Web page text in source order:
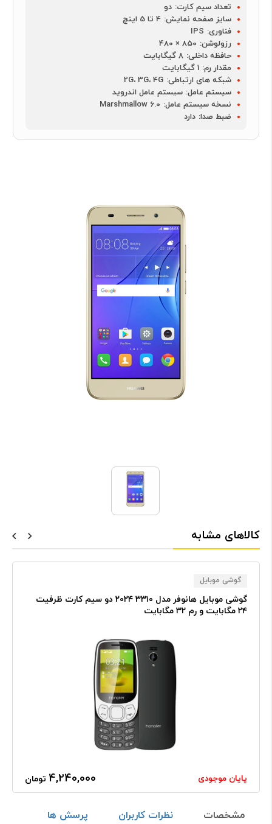
تعداد سیم کارت: دو
سایز صفحه نمایش: 4 تا 5 اینچ
فناوری: IPS
رزولوشن: 850 × 480
حافظه داخلی: 8 گیگابایت
مقدار رم: 1 گیگابایت
شبکه های ارتباطی: 2G، 3G، 4G
سیستم عامل: سیستم عامل اندروید
نسخه سیستم عامل: Marshmallow 6.0
ضبط صدا: دارد
کالاهای مشابه
گوشی موبایل
گوشی موبایل هانوفر مدل ۳۳۱۰ ۲۰۲۴ دو سیم کارت ظرفیت
۲۴ مگابایت و رم ۳۲ مگابایت
4,240,000 تومان پایان موجودی
مشخصات نظرات کاربران پرسش ها